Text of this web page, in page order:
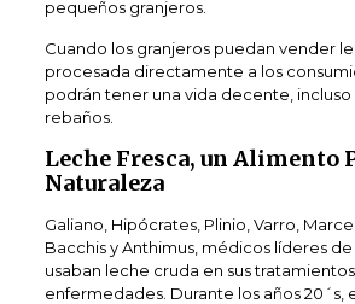
pequeños granjeros.
Cuando los granjeros puedan vender
procesada directamente a los
podrán tener una vida decente,
rebaños.
Leche Fresca, un Alimento
Naturaleza
Galiano, Hipócrates, Plinio, Varro,
Bacchis y Anthimus, médicos líderes de
usaban leche cruda en sus
enfermedades. Durante los años 20´s,